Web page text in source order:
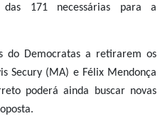
das 171 necessárias para a
do Democratas a retirarem os
Secury (MA) e Félix Mendonça
poderá ainda buscar novas